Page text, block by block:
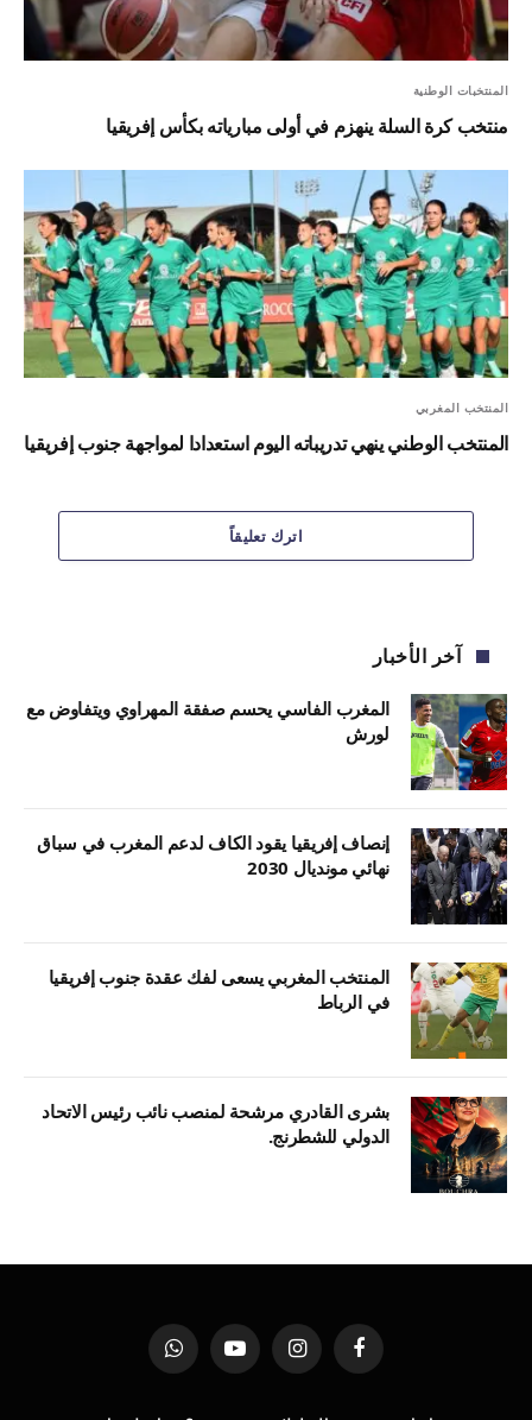
المنتخبات الوطنية
منتخب كرة السلة ينهزم في أولى مبارياته بكأس إفريقيا
المنتخب المغربي
المنتخب الوطني ينهي تدريباته اليوم استعدادا لمواجهة جنوب إفريقيا
اترك تعليقاً
آخر الأخبار
المغرب الفاسي يحسم صفقة المهراوي ويتفاوض مع
لورش
إنصاف إفريقيا يقود الكاف لدعم المغرب في سباق
نهائي مونديال 2030
المنتخب المغربي يسعى لفك عقدة جنوب إفريقيا
في الرباط
بشرى القادري مرشحة لمنصب نائب رئيس الاتحاد
الدولي للشطرنج.
فيسبوك الانستغراميوتيوب واتساب